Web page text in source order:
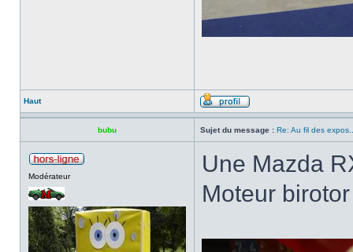
Haut
bubu Sujet du message : Re: Au fil des
Modérateur
Une Mazda
Moteur